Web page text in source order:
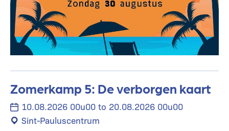
Zomerkamp 5: De verborgen kaart
10.08.2026 00u00 to 20.08.2026 00u00
Sint-Pauluscentrum